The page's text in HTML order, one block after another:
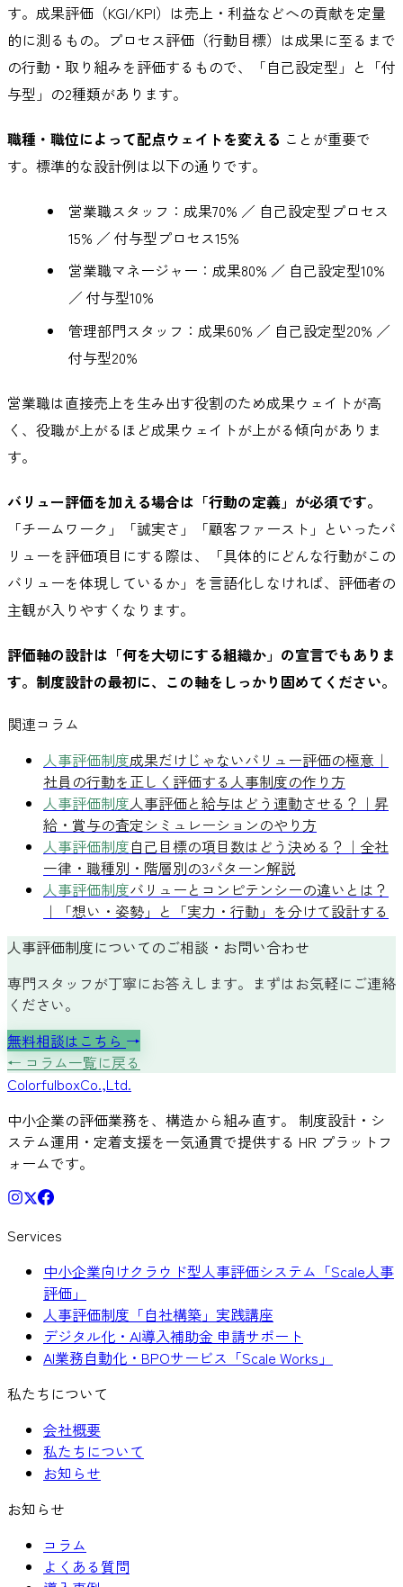
す。成果評価（KGI/KPI）は売上・利益などへの貢献を定量
的に測るもの。プロセス評価（行動目標）は成果に至るまで
の行動・取り組みを評価するもので、「自己設定型」と「付
与型」の2種類があります。
職種・職位によって配点ウェイトを変える ことが重要で
す。標準的な設計例は以下の通りです。
営業職スタッフ：成果70% ／ 自己設定型プロセス
15% ／ 付与型プロセス15%
営業職マネージャー：成果80% ／ 自己設定型10%
／ 付与型10%
管理部門スタッフ：成果60% ／ 自己設定型20% ／
付与型20%
営業職は直接売上を生み出す役割のため成果ウェイトが高
く、役職が上がるほど成果ウェイトが上がる傾向がありま
す。
バリュー評価を加える場合は「行動の定義」が必須です。
「チームワーク」「誠実さ」「顧客ファースト」といったバ
リューを評価項目にする際は、「具体的にどんな行動がこの
バリューを体現しているか」を言語化しなければ、評価者の
主観が入りやすくなります。
評価軸の設計は「何を大切にする組織か」の宣言でもありま
す。制度設計の最初に、この軸をしっかり固めてください。
関連コラム
人事評価制度成果だけじゃないバリュー評価の極意｜
社員の行動を正しく評価する人事制度の作り方
人事評価制度人事評価と給与はどう連動させる？｜昇
給・賞与の査定シミュレーションのやり方
人事評価制度自己目標の項目数はどう決める？｜全社
一律・職種別・階層別の3パターン解説
人事評価制度バリューとコンピテンシーの違いとは？
｜「想い・姿勢」と「実力・行動」を分けて設計する
人事評価制度についてのご相談・お問い合わせ
専門スタッフが丁寧にお答えします。まずはお気軽にご連絡
ください。
無料相談はこちら →
← コラム一覧に戻る
ColorfulboxCo.,Ltd.
中小企業の評価業務を、構造から組み直す。 制度設計・シ
ステム運用・定着支援を一気通貫で提供する HR プラットフ
ォームです。
Services
中小企業向けクラウド型人事評価システム「Scale人事
評価」
人事評価制度「自社構築」実践講座
デジタル化・AI導入補助金 申請サポート
AI業務自動化・BPOサービス「Scale Works」
私たちについて
会社概要
私たちについて
お知らせ
お知らせ
コラム
よくある質問